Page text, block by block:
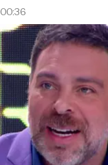
00:36